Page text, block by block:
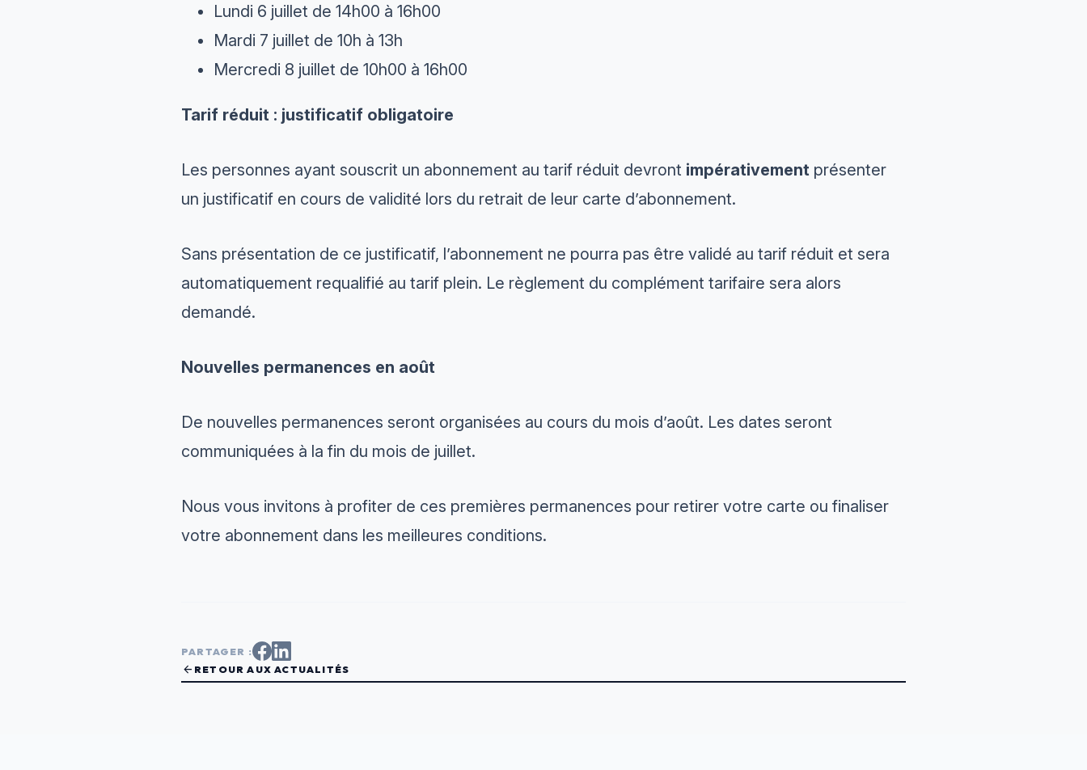
Lundi 6 juillet de 14h00 à 16h00
Mardi 7 juillet de 10h à 13h
Mercredi 8 juillet de 10h00 à 16h00
Tarif réduit : justificatif obligatoire
Les personnes ayant souscrit un abonnement au tarif réduit devront impérativement présenter
un justificatif en cours de validité lors du retrait de leur carte d’abonnement.
Sans présentation de ce justificatif, l’abonnement ne pourra pas être validé au tarif réduit et sera
automatiquement requalifié au tarif plein. Le règlement du complément tarifaire sera alors
demandé.
Nouvelles permanences en août
De nouvelles permanences seront organisées au cours du mois d’août. Les dates seront
communiquées à la fin du mois de juillet.
Nous vous invitons à profiter de ces premières permanences pour retirer votre carte ou finaliser
votre abonnement dans les meilleures conditions.
PARTAGER :
arrow_back RETOUR AUX ACTUALITÉS